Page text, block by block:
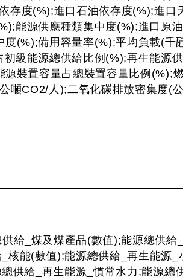
存度(%);進口石油依存度(%);進口
能源供應種類集中度(%);進口原
(%);備用容量率(%);平均負載(千
級能源總供給比例(%);再生能源
裝置容量占總裝置容量比例(%);
噸CO2/人);二氧化碳排放密集度(
給_煤及煤產品(數值);能源總供給
能(數值);能源總供給_再生能源_
供給_再生能源_慣常水力;能源總